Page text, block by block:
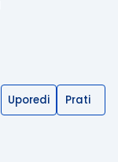
Uporedi Prati